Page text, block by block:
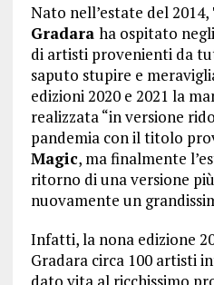
Nato nell’estate del 2014,
Gradara ha ospitato
di artisti provenienti da
saputo stupire e
edizioni 2020 e 2021 la
realizzata “in versione
pandemia con il titolo
Magic, ma finalmente
ritorno di una versione
nuovamente un
Infatti, la nona edizione
Gradara circa 100 artisti
dato vita al ricchissimo